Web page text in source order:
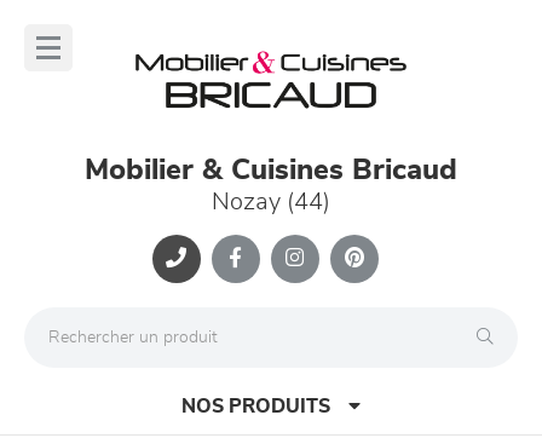
Mobilier & Cuisines Bricaud
Nozay (44)
NOS PRODUITS